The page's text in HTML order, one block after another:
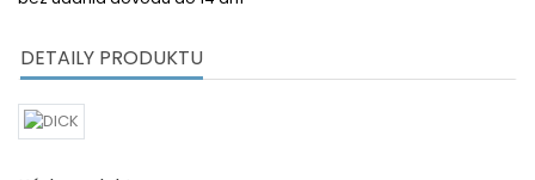
DETAILY PRODUKTU